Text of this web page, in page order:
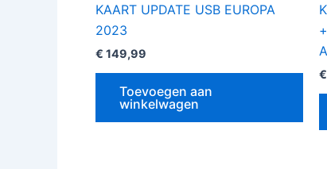
KAART UPDATE USB EUROPA
2023
€ 149,99
Toevoegen aan
winkelwagen
€